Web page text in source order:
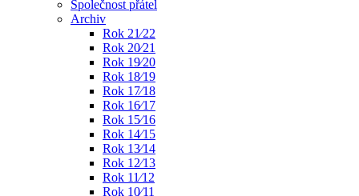
Společnost přátel
Archiv
Rok 21⁄22
Rok 20⁄21
Rok 19⁄20
Rok 18⁄19
Rok 17⁄18
Rok 16⁄17
Rok 15⁄16
Rok 14⁄15
Rok 13⁄14
Rok 12⁄13
Rok 11⁄12
Rok 10⁄11